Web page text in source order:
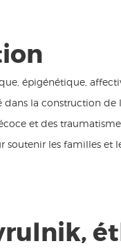
épigénétique,
la construction de
et des
soutenir les familles et